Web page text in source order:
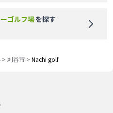
ゴルフ場を探す
> 刈谷市 > Nachi golf